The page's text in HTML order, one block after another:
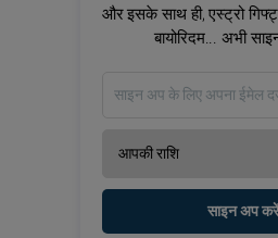
और इसके साथ ही, एस्ट्रो
बायोरिदम... अभी
साइन अप करें